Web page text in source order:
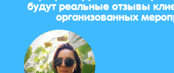
будут реальные отзывы
организованных